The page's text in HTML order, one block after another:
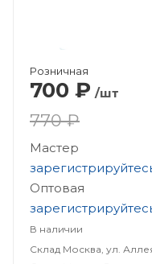
Розничная
700 ₽ /шт
770 ₽
Мастер
Оптовая
В наличии
Склад Москва, ул.